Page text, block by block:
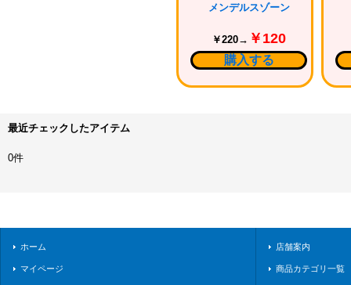
メンデルスゾーン
￥220→ ￥120
購入する
最近チェックしたアイテム
0件
ホーム
マイページ
店舗案内
商品カテゴリ一覧